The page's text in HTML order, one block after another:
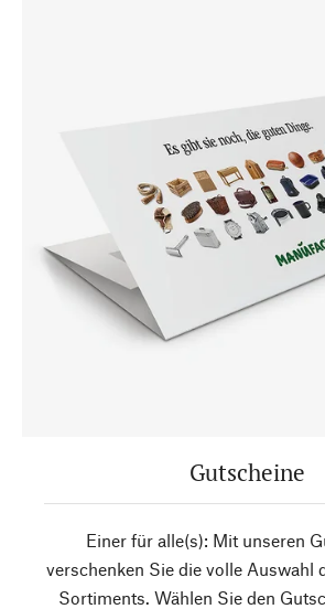
Gutscheine
Einer für alle(s): Mit unseren
verschenken Sie die volle Auswahl
Sortiments. Wählen Sie den